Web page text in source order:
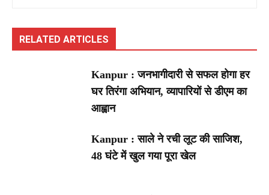
RELATED ARTICLES
Kanpur : जनभागीदारी से सफल होगा हर
घर तिरंगा अभियान, व्यापारियों से डीएम का
आह्वान
Kanpur : साले ने रची लूट की साजिश,
48 घंटे में खुल गया पूरा खेल